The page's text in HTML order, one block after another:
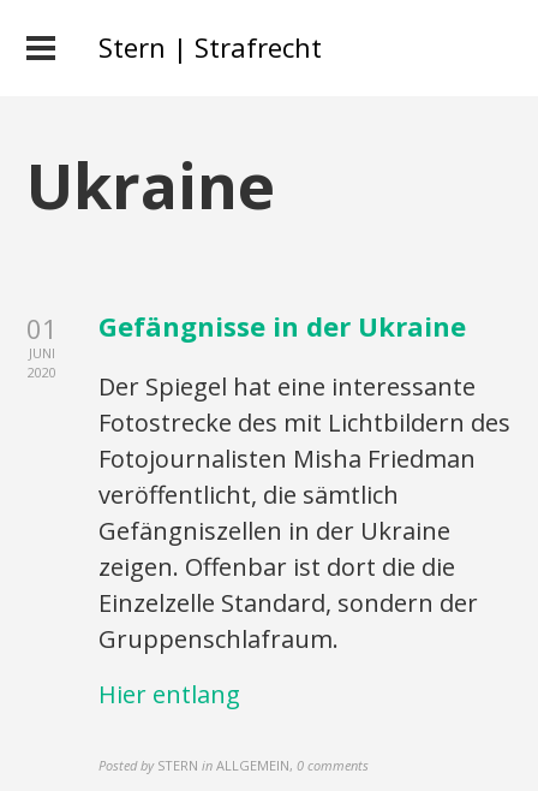
Stern | Strafrecht
Ukraine
01
JUNI
2020
Gefängnisse in der Ukraine
Der Spiegel hat eine interessante
Fotostrecke des mit Lichtbildern des
Fotojournalisten Misha Friedman
veröffentlicht, die sämtlich
Gefängniszellen in der Ukraine
zeigen. Offenbar ist dort die die
Einzelzelle Standard, sondern der
Gruppenschlafraum.
Hier entlang
Posted by STERN in ALLGEMEIN,0 comments